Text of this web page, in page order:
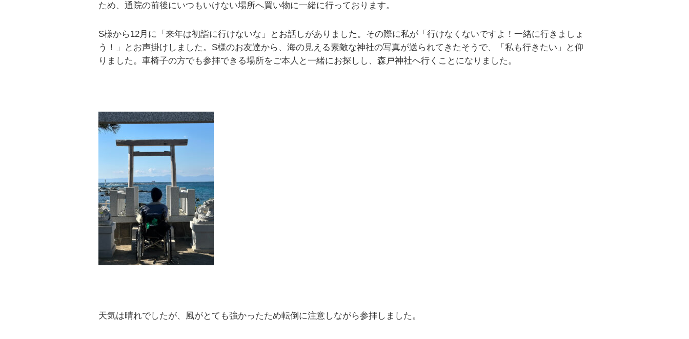
ため、通院の前後にいつもいけない場所へ買い物に一緒に行っております。
S様から12月に「来年は初詣に行けないな」とお話しがありました。その際に私が「行けなくないですよ！一緒に行きましょ
う！」とお声掛けしました。S様のお友達から、海の見える素敵な神社の写真が送られてきたそうで、「私も行きたい」と仰
りました。車椅子の方でも参拝できる場所をご本人と一緒にお探しし、森戸神社へ行くことになりました。
天気は晴れでしたが、風がとても強かったため転倒に注意しながら参拝しました。